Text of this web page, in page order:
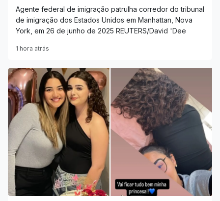
Agente federal de imigração patrulha corredor do tribunal
de imigração dos Estados Unidos em Manhattan, Nova
York, em 26 de junho de 2025 REUTERS/David 'Dee
1 hora atrás